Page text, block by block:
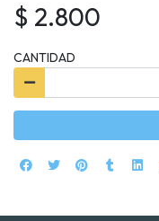
$ 2.800
CANTIDAD